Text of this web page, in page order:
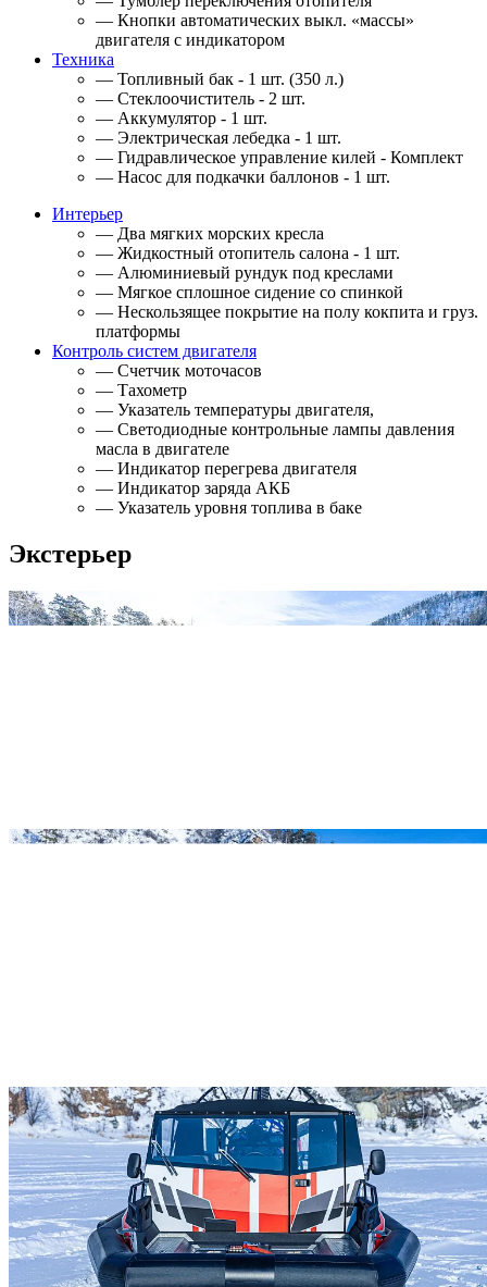
— Кнопки автоматических выкл. «массы»
двигателя с индикатором
Техника
— Топливный бак - 1 шт. (350 л.)
— Стеклоочиститель - 2 шт.
— Аккумулятор - 1 шт.
— Электрическая лебедка - 1 шт.
— Гидравлическое управление килей - Комплект
— Насос для подкачки баллонов - 1 шт.
Интерьер
— Два мягких морских кресла
— Жидкостный отопитель салона - 1 шт.
— Алюминиевый рундук под креслами
— Мягкое сплошное сидение со спинкой
— Нескользящее покрытие на полу кокпита и груз.
платформы
Контроль систем двигателя
— Счетчик моточасов
— Тахометр
— Указатель температуры двигателя,
— Светодиодные контрольные лампы давления
масла в двигателе
— Индикатор перегрева двигателя
— Индикатор заряда АКБ
— Указатель уровня топлива в баке
Экстерьер